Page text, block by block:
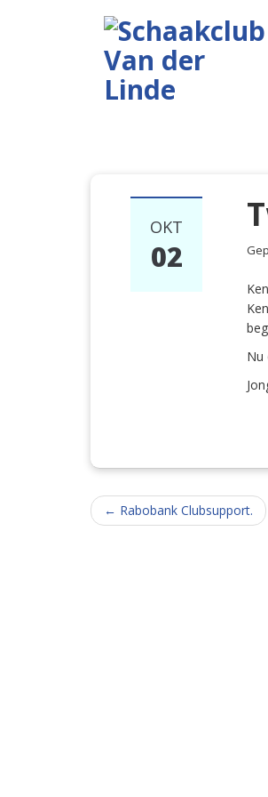
OKT
02
Nu
← Rabobank Clubsupport.